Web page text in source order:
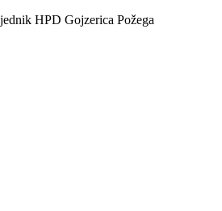
HPD Gojzerica Požega